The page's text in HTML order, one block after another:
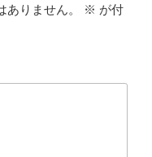
りません。 ※ が付